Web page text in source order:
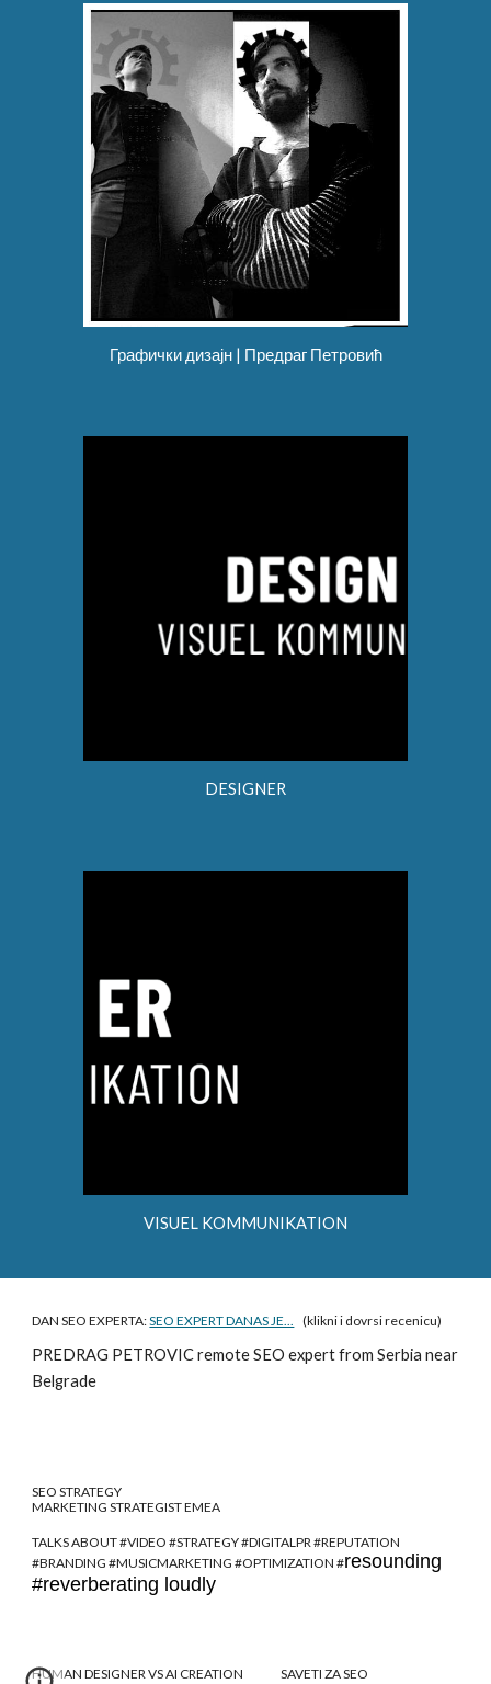
Графички дизајн | Предраг Петровић
DESIGNER
VISUEL KOMMUNIKATION
DAN SEO EXPERTA:SEO EXPERT DANAS JE... (klikni i dovrsi recenicu)
PREDRAG PETROVICremote SEO expert from Serbia near
Belgrade
SEO STRATEGY
MARKETING STRATEGIST EMEA
TALKS ABOUT #VIDEO #STRATEGY #DIGITALPR #REPUTATION
#BRANDING #MUSICMARKETING #OPTIMIZATION #resounding
#reverberating loudly
HUMAN DESIGNER VS AI CREATION SAVETI ZA SEO